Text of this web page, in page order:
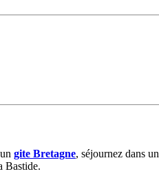
gite Bretagne, séjournez dans un
Bastide.